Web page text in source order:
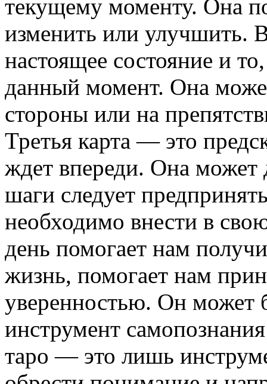
текущему моменту. Она
изменить или улучшить.
настоящее состояние и
данный момент. Она
стороны или на
Третья карта — это
ждет впереди. Она может
шаги следует
необходимо внести в
день помогает нам
жизнь, помогает нам
уверенностью. Он может
инструмент
таро — это лишь